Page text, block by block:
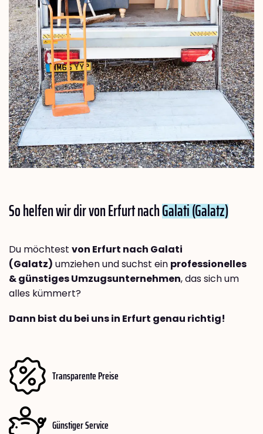
So helfen wir dir von Erfurt nachGalati (Galatz)
Du möchtest von Erfurt nach Galati
(Galatz) umziehen und suchst ein professionelles
& günstiges Umzugsunternehmen, das sich um
alles kümmert?
Dann bist du bei uns in Erfurt genau richtig!
Transparente Preise
Günstiger Service